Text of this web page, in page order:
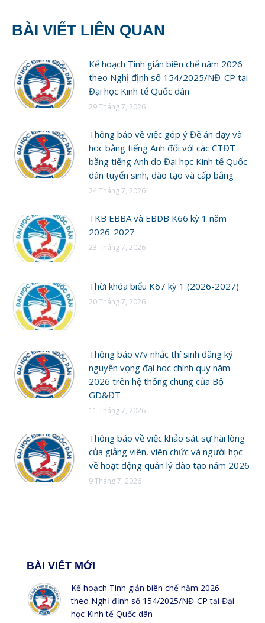
BÀI VIẾT LIÊN QUAN
Kế hoạch Tinh giản biên chế năm 2026
theo Nghị định số 154/2025/NĐ-CP tại
Đại học Kinh tế Quốc dân
29 Tháng 7, 2026
Thông báo về việc góp ý Đề án dạy và
học bằng tiếng Anh đối với các CTĐT
bằng tiếng Anh do Đại học Kinh tế Quốc
dân tuyển sinh, đào tạo và cấp bằng
24 Tháng 7, 2026
TKB EBBA và EBDB K66 kỳ 1 năm
2026-2027
23 Tháng 7, 2026
Thời khóa biểu K67 kỳ 1 (2026-2027)
20 Tháng 7, 2026
Thông báo v/v nhắc thí sinh đăng ký
nguyện vọng đại học chính quy năm
2026 trên hệ thống chung của Bộ
GD&ĐT
11 Tháng 7, 2026
Thông báo về việc khảo sát sự hài lòng
của giảng viên, viên chức và người học
về hoạt động quản lý đào tạo năm 2026
9 Tháng 7, 2026
BÀI VIẾT MỚI
Kế hoạch Tinh giản biên chế năm 2026
theo Nghị định số 154/2025/NĐ-CP tại Đại
học Kinh tế Quốc dân